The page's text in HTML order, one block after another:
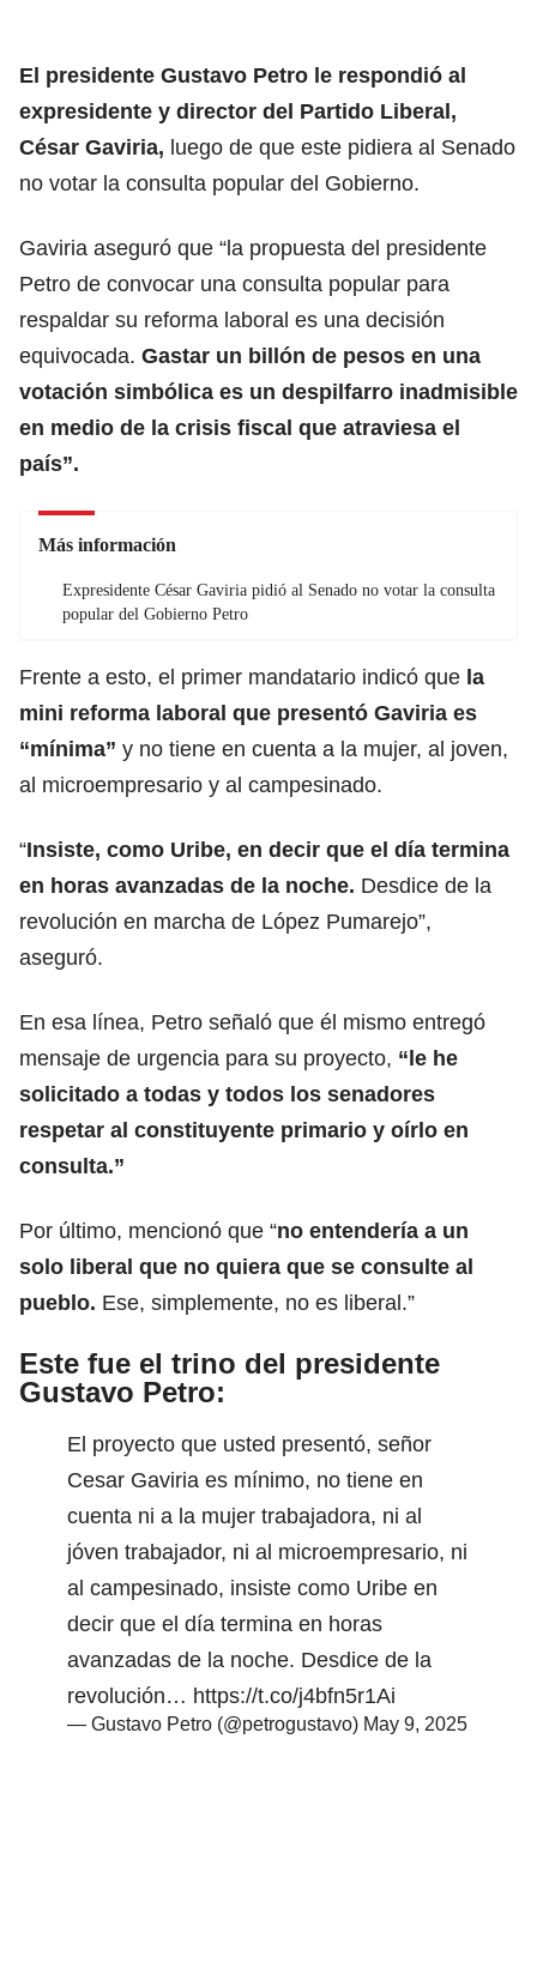
El presidente Gustavo Petro le respondió al
expresidente y director del Partido Liberal,
César Gaviria, luego de que este pidiera al Senado
no votar la consulta popular del Gobierno.
Gaviria aseguró que “la propuesta del presidente
Petro de convocar una consulta popular para
respaldar su reforma laboral es una decisión
equivocada. Gastar un billón de pesos en una
votación simbólica es un despilfarro inadmisible
en medio de la crisis fiscal que atraviesa el
país”.
Más información
Expresidente César Gaviria pidió al Senado no votar la consulta
popular del Gobierno Petro
Frente a esto, el primer mandatario indicó que la
mini reforma laboral que presentó Gaviria es
“mínima” y no tiene en cuenta a la mujer, al joven,
al microempresario y al campesinado.
“Insiste, como Uribe, en decir que el día termina
en horas avanzadas de la noche. Desdice de la
revolución en marcha de López Pumarejo”,
aseguró.
En esa línea, Petro señaló que él mismo entregó
mensaje de urgencia para su proyecto, “le he
solicitado a todas y todos los senadores
respetar al constituyente primario y oírlo en
consulta.”
Por último, mencionó que “no entendería a un
solo liberal que no quiera que se consulte al
pueblo. Ese, simplemente, no es liberal.”
Este fue el trino del presidente
Gustavo Petro:
El proyecto que usted presentó, señor
Cesar Gaviria es mínimo, no tiene en
cuenta ni a la mujer trabajadora, ni al
jóven trabajador, ni al microempresario, ni
al campesinado, insiste como Uribe en
decir que el día termina en horas
avanzadas de la noche. Desdice de la
revolución… https://t.co/j4bfn5r1Ai
— Gustavo Petro (@petrogustavo) May 9, 2025